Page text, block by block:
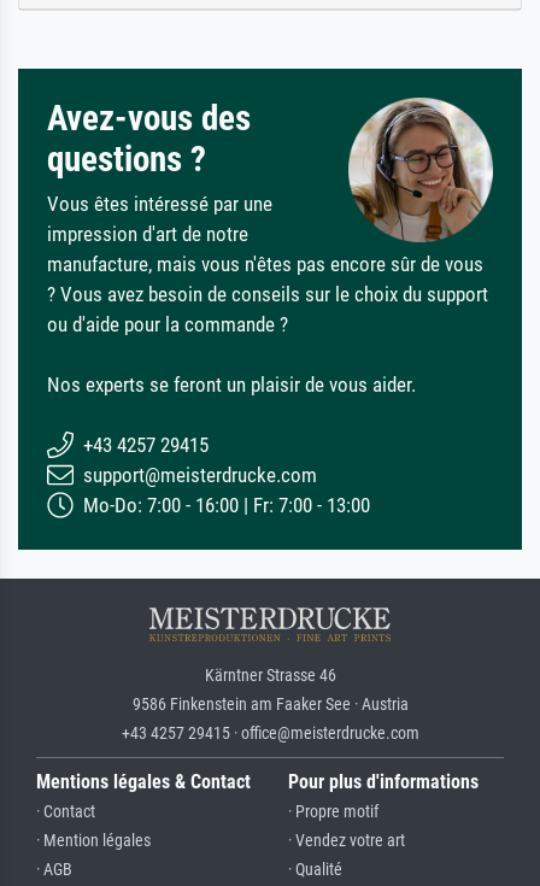
Avez-vous des
questions ?
Vous êtes intéressé par une
impression d'art de notre
manufacture, mais vous n'êtes pas encore sûr de vous
? Vous avez besoin de conseils sur le choix du support
ou d'aide pour la commande ?
Nos experts se feront un plaisir de vous aider.
+43 4257 29415
support@meisterdrucke.com
Mo-Do: 7:00 - 16:00 | Fr: 7:00 - 13:00
Kärntner Strasse 46
9586 Finkenstein am Faaker See · Austria
+43 4257 29415 · office@meisterdrucke.com
Mentions légales & Contact
· Contact
· Mention légales
· AGB
Pour plus d'informations
· Propre motif
· Vendez votre art
· Qualité